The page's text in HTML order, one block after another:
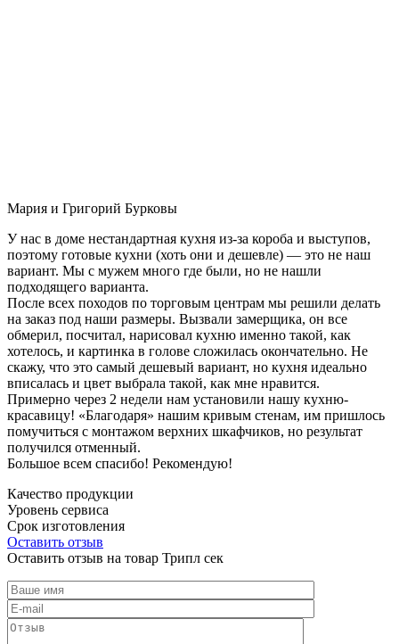
Мария и Григорий Бурковы
У нас в доме нестандартная кухня из-за короба и выступов,
поэтому готовые кухни (хоть они и дешевле) — это не наш
вариант. Мы с мужем много где были, но не нашли
подходящего варианта.
После всех походов по торговым центрам мы решили делать
на заказ под наши размеры. Вызвали замерщика, он все
обмерил, посчитал, нарисовал кухню именно такой, как
хотелось, и картинка в голове сложилась окончательно. Не
скажу, что это самый дешевый вариант, но кухня идеально
вписалась и цвет выбрала такой, как мне нравится.
Примерно через 2 недели нам установили нашу кухню-
красавицу! «Благодаря» нашим кривым стенам, им пришлось
помучиться с монтажом верхних шкафчиков, но результат
получился отменный.
Большое всем спасибо! Рекомендую!
Качество продукции
Уровень сервиса
Срок изготовления
Оставить отзыв
Оставить отзыв на товар Трипл сек